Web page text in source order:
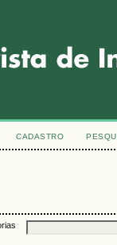
CADASTRO